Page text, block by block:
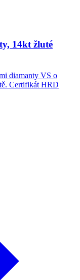
14kt žluté
diamanty VS o
Certifikát HRD